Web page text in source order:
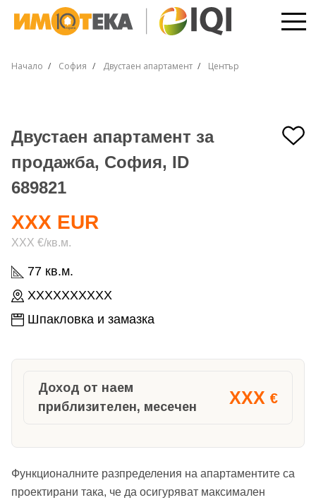
Начало София Двустаен апартамент Център
Двустаен апартамент за
продажба, София, ID
689821
77 кв.м.
XXXXXXXXXX
Шпакловка и замазка
XXX EUR
XXX €/кв.м.
Доход от наем
приблизителен, месечен
XXX €
Функционалните разпределения на апартаментите са
проектирани така, че да осигуряват максимален